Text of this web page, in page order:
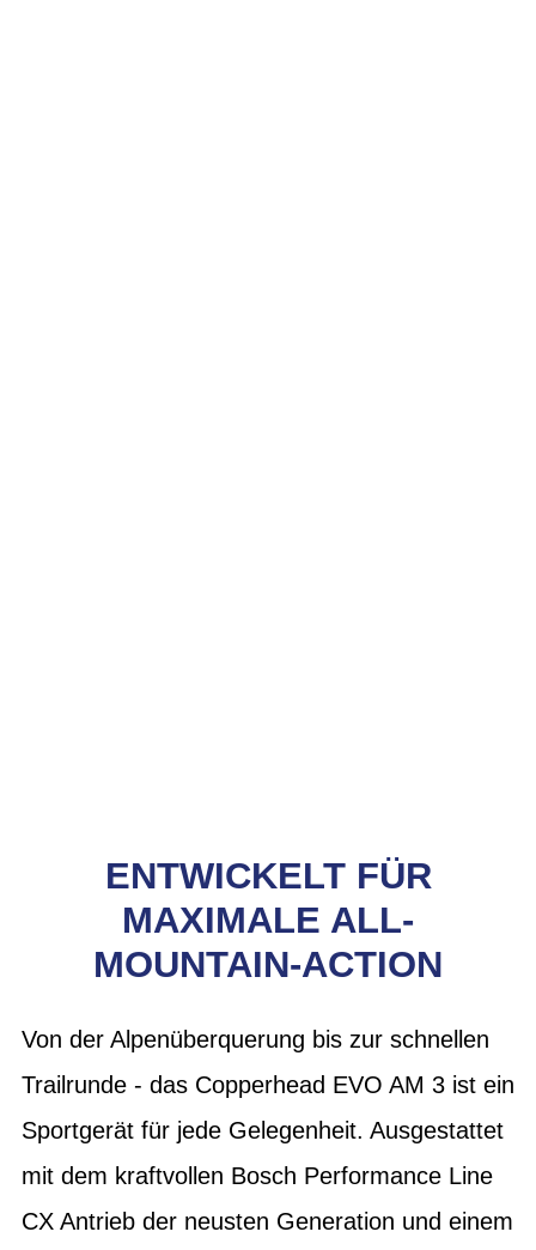
ENTWICKELT FÜR
MAXIMALE ALL-
MOUNTAIN-ACTION
Von der Alpenüberquerung bis zur schnellen
Trailrunde - das Copperhead EVO AM 3 ist ein
Sportgerät für jede Gelegenheit. Ausgestattet
mit dem kraftvollen Bosch Performance Line
CX Antrieb der neusten Generation und einem